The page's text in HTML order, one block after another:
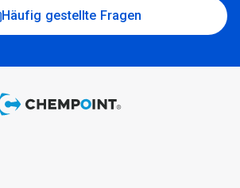
Häufig gestellte Fragen